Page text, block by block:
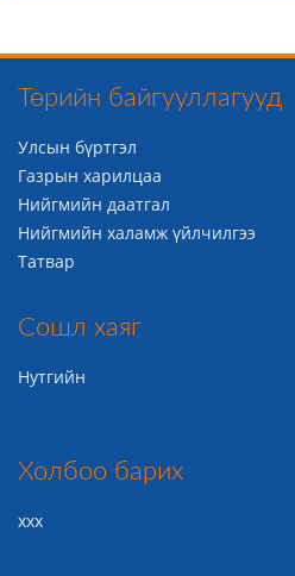
Төрийн байгууллагууд
Улсын бүртгэл
Газрын харилцаа
Нийгмийн даатгал
Нийгмийн халамж үйлчилгээ
Татвар
Сошл хаяг
Нутгийн
Холбоо барих
ххх